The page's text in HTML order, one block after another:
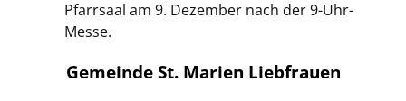
Pfarrsaal am 9. Dezember nach der 9-Uhr-
Messe.
Gemeinde St. Marien Liebfrauen